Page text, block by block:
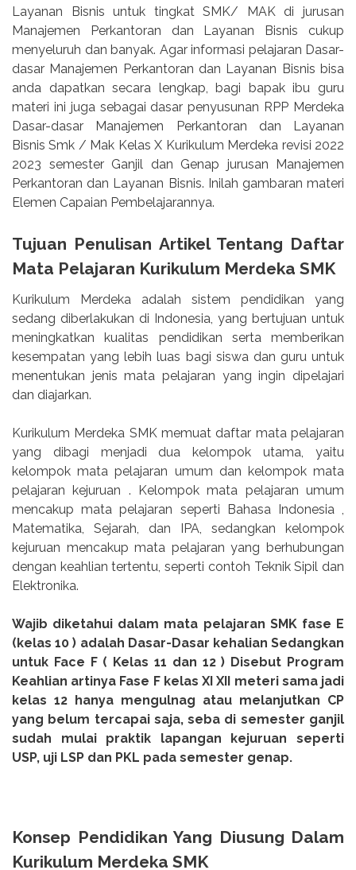
Layanan Bisnis untuk tingkat SMK/ MAK di jurusan
Manajemen Perkantoran dan Layanan Bisnis cukup
menyeluruh dan banyak. Agar informasi pelajaran Dasar-
dasar Manajemen Perkantoran dan Layanan Bisnis bisa
anda dapatkan secara lengkap, bagi bapak ibu guru
materi ini juga sebagai dasar penyusunan RPP Merdeka
Dasar-dasar Manajemen Perkantoran dan Layanan
Bisnis Smk / Mak Kelas X Kurikulum Merdeka revisi 2022
2023 semester Ganjil dan Genap jurusan Manajemen
Perkantoran dan Layanan Bisnis. Inilah gambaran materi
Elemen Capaian Pembelajarannya.
Tujuan Penulisan Artikel Tentang Daftar
Mata Pelajaran Kurikulum Merdeka SMK
Kurikulum Merdeka adalah sistem pendidikan yang
sedang diberlakukan di Indonesia, yang bertujuan untuk
meningkatkan kualitas pendidikan serta memberikan
kesempatan yang lebih luas bagi siswa dan guru untuk
menentukan jenis mata pelajaran yang ingin dipelajari
dan diajarkan.
Kurikulum Merdeka SMK memuat daftar mata pelajaran
yang dibagi menjadi dua kelompok utama, yaitu
kelompok mata pelajaran umum dan kelompok mata
pelajaran kejuruan . Kelompok mata pelajaran umum
mencakup mata pelajaran seperti Bahasa Indonesia ,
Matematika, Sejarah, dan IPA, sedangkan kelompok
kejuruan mencakup mata pelajaran yang berhubungan
dengan keahlian tertentu, seperti contoh Teknik Sipil dan
Elektronika.
Wajib diketahui dalam mata pelajaran SMK fase E
(kelas 10 ) adalah Dasar-Dasar kehalian Sedangkan
untuk Face F ( Kelas 11 dan 12 ) Disebut Program
Keahlian artinya Fase F kelas XI XII meteri sama jadi
kelas 12 hanya mengulnag atau melanjutkan CP
yang belum tercapai saja, seba di semester ganjil
sudah mulai praktik lapangan kejuruan seperti
USP, uji LSP dan PKL pada semester genap.
Konsep Pendidikan Yang Diusung Dalam
Kurikulum Merdeka SMK